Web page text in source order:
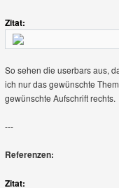
Zitat:
So sehen die userbars aus,
ich nur das gewünschte
gewünschte Aufschrift rechts.
---
Referenzen:
Zitat: